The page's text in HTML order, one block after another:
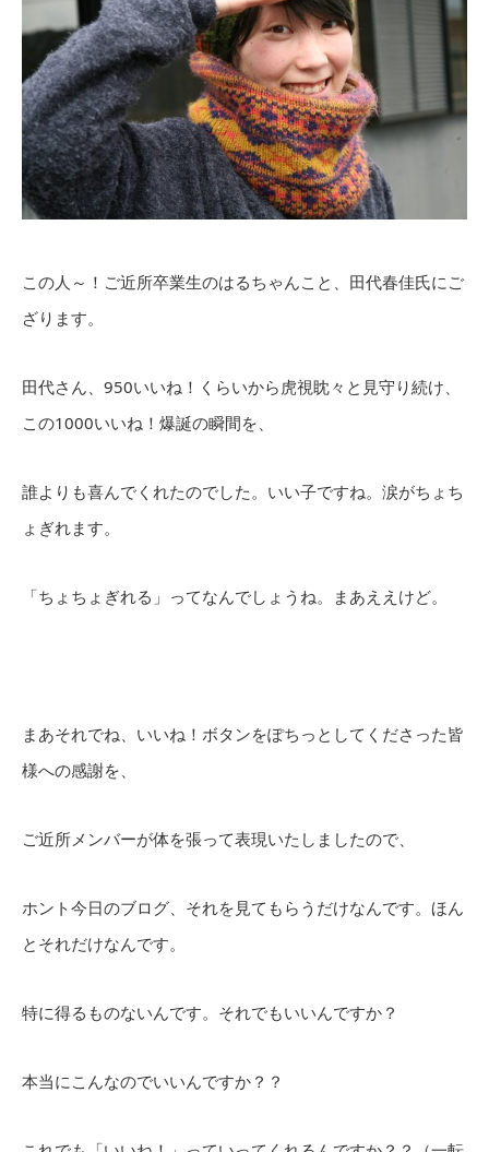
この人～！ご近所卒業生のはるちゃんこと、田代春佳氏にご
ざります。
田代さん、950いいね！くらいから虎視眈々と見守り続け、
この1000いいね！爆誕の瞬間を、
誰よりも喜んでくれたのでした。いい子ですね。涙がちょち
ょぎれます。
「ちょちょぎれる」ってなんでしょうね。まあええけど。
まあそれでね、いいね！ボタンをぽちっとしてくださった皆
様への感謝を、
ご近所メンバーが体を張って表現いたしましたので、
ホント今日のブログ、それを見てもらうだけなんです。ほん
とそれだけなんです。
特に得るものないんです。それでもいいんですか？
本当にこんなのでいいんですか？？